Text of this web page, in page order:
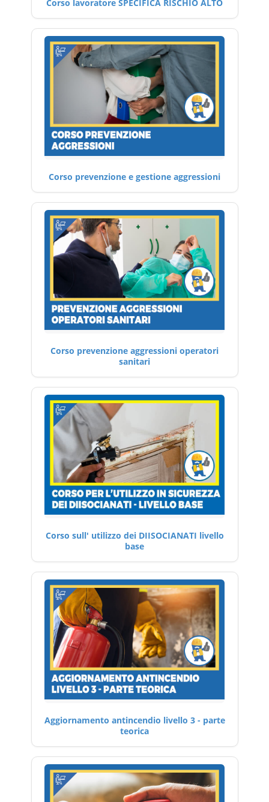
Corso lavoratore SPECIFICA RISCHIO ALTO
Corso prevenzione e gestione aggressioni
Corso prevenzione aggressioni operatori
sanitari
Corso sull' utilizzo dei DIISOCIANATI livello
base
Aggiornamento antincendio livello 3 - parte
teorica